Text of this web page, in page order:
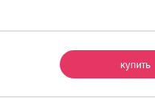
купить